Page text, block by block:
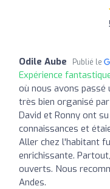
Odile Aube Publié le
Expérience
où nous avons
très bien organisé
David et Ronny ont
connaissances et
Aller chez l'habitant
enrichissante.
ouverts. Nous
Andes.